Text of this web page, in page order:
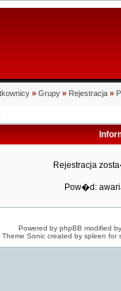
» Grupy » Rejestracja »
Rejestracja
Pow�d:
Powered by phpBB modified by
Theme Sonic created by spleen for